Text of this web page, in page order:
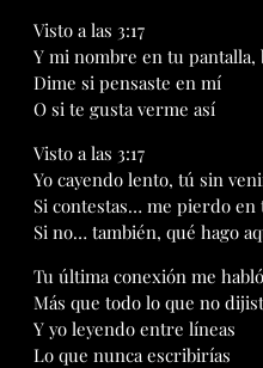
Visto a las 3:17
Y mi nombre en tu pantalla,
Dime si pensaste en mí
O si te gusta verme así
Visto a las 3:17
Yo cayendo lento, tú sin
Si contestas… me pierdo en
Si no… también, qué hago
Tu última conexión me habló
Más que todo lo que no
Y yo leyendo entre líneas
Lo que nunca escribirías